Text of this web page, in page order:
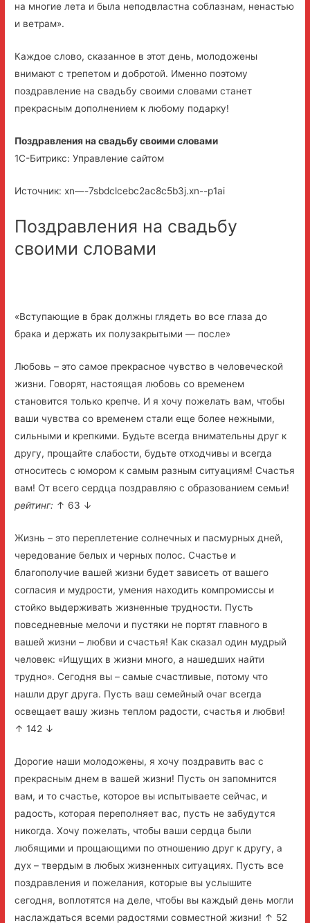
на многие лета и была неподвластна соблазнам, ненастью
и ветрам».
Каждое слово, сказанное в этот день, молодожены
внимают с трепетом и добротой. Именно поэтому
поздравление на свадьбу своими словами станет
прекрасным дополнением к любому подарку!
Поздравления на свадьбу своими словами
1С-Битрикс: Управление сайтом
Источник: xn—-7sbdclcebc2ac8c5b3j.xn--p1ai
Поздравления на свадьбу
своими словами
«Вступающие в брак должны глядеть во все глаза до
брака и держать их полузакрытыми — после»
Любовь – это самое прекрасное чувство в человеческой
жизни. Говорят, настоящая любовь со временем
становится только крепче. И я хочу пожелать вам, чтобы
ваши чувства со временем стали еще более нежными,
сильными и крепкими. Будьте всегда внимательны друг к
другу, прощайте слабости, будьте отходчивы и всегда
относитесь с юмором к самым разным ситуациям! Счастья
вам! От всего сердца поздравляю с образованием семьи!
рейтинг: ↑ 63 ↓
Жизнь – это переплетение солнечных и пасмурных дней,
чередование белых и черных полос. Счастье и
благополучие вашей жизни будет зависеть от вашего
согласия и мудрости, умения находить компромиссы и
стойко выдерживать жизненные трудности. Пусть
повседневные мелочи и пустяки не портят главного в
вашей жизни – любви и счастья! Как сказал один мудрый
человек: «Ищущих в жизни много, а нашедших найти
трудно». Сегодня вы – самые счастливые, потому что
нашли друг друга. Пусть ваш семейный очаг всегда
освещает вашу жизнь теплом радости, счастья и любви!
↑ 142 ↓
Дорогие наши молодожены, я хочу поздравить вас с
прекрасным днем в вашей жизни! Пусть он запомнится
вам, и то счастье, которое вы испытываете сейчас, и
радость, которая переполняет вас, пусть не забудутся
никогда. Хочу пожелать, чтобы ваши сердца были
любящими и прощающими по отношению друг к другу, а
дух – твердым в любых жизненных ситуациях. Пусть все
поздравления и пожелания, которые вы услышите
сегодня, воплотятся на деле, чтобы вы каждый день могли
наслаждаться всеми радостями совместной жизни! ↑ 52